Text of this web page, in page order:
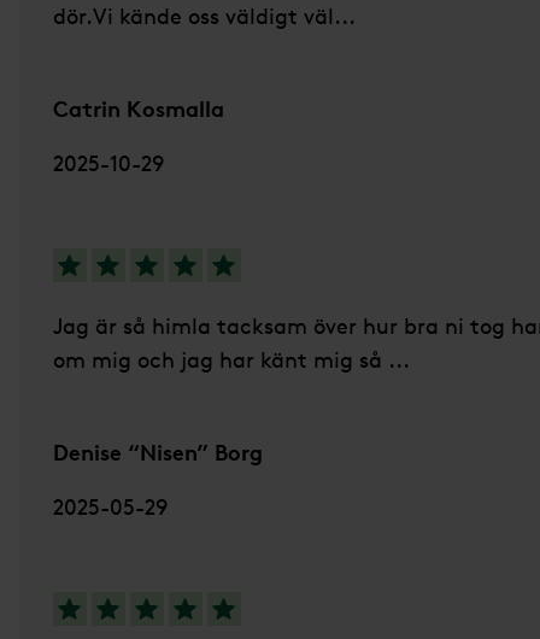
dör.Vi kände oss väldigt väl...
Catrin Kosmalla
2025-10-29
5 av 5 stjärnor
Jag är så himla tacksam över hur bra ni tog
om mig och jag har känt mig så ...
Denise “Nisen” Borg
2025-05-29
5 av 5 stjärnor